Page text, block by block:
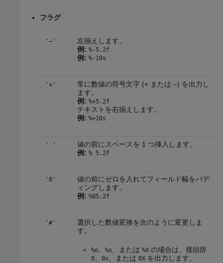
フラグ
'–'
左揃えします。
例: %-5.2f
例: %-10s
'+'
常に数値の符号文字 (+ または –) を出力し
ます。
例: %+5.2f
テキストを右揃えします。
例: %+10s
' '
値の前にスペースを 1 つ挿入します。
例: % 5.2f
'0'
値の前にゼロを入れてフィールド幅をパデ
ィングします。
例: %05.2f
'#'
選択した数値変換を次のように変更しま
す。
%o、 %x、または %Xの場合は、接頭辞
0、 0x、または 0Xを出力します。